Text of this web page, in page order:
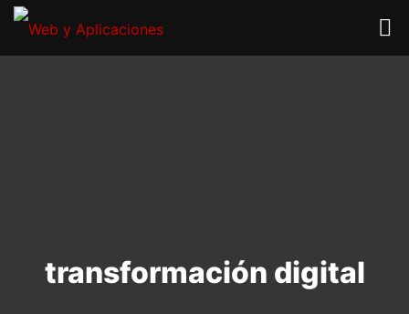
transformación digital